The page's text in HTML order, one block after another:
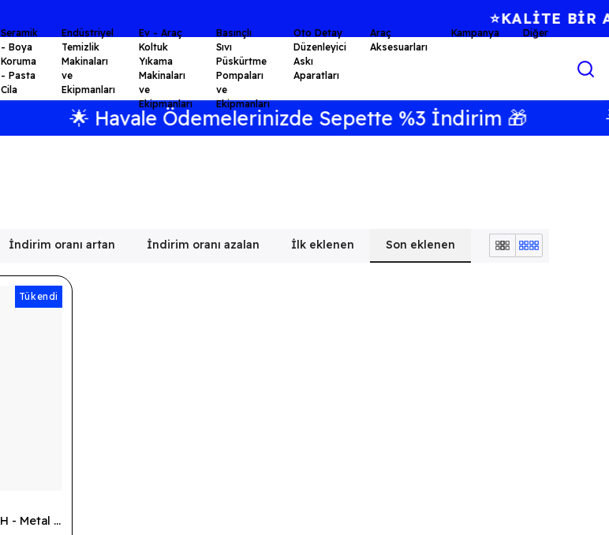
Seramik
- Boya
Koruma
- Pasta
Cila
Endüstriyel
Temizlik
Makinaları
ve
Ekipmanları
Ev - Araç
Koltuk
Yıkama
Makinaları
ve
Ekipmanları
Basınçlı
Sıvı
Püskürtme
Pompaları
ve
Ekipmanları
Oto Detay
Düzenleyici
Askı
Aparatları
Araç
Aksesuarları
Kampanya Diğer
🌟 Havale Ödemelerinizde Sepette %3 İndirim 🎁
İndirim oranı artan İndirim oranı azalan İlk eklenen Son eklenen
Tükendi
Auto Glym METAL POLISH - Metal Kromaj Yenileyici Cila 325 ML.